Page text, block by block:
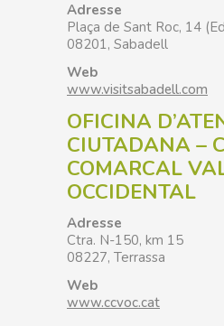
Adresse
Plaça de Sant Roc, 14
08201, Sabadell
Web
www.visitsabadell.com
OFICINA
CIUTADANA –
COMARCAL
OCCIDENTAL
Adresse
Ctra. N-150, km 15
08227, Terrassa
Web
www.ccvoc.cat